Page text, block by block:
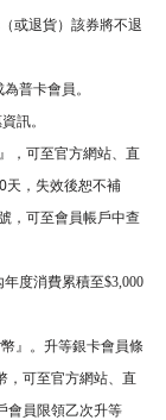
或退貨）該券將不退
普卡會員。
訊。
，可至官方網站、直
天，失效後恕不補
，可至會員帳戶中查
度消費累積至$3,000
幣』。升等銀卡會員條
，可至官方網站、直
會員限領乙次升等